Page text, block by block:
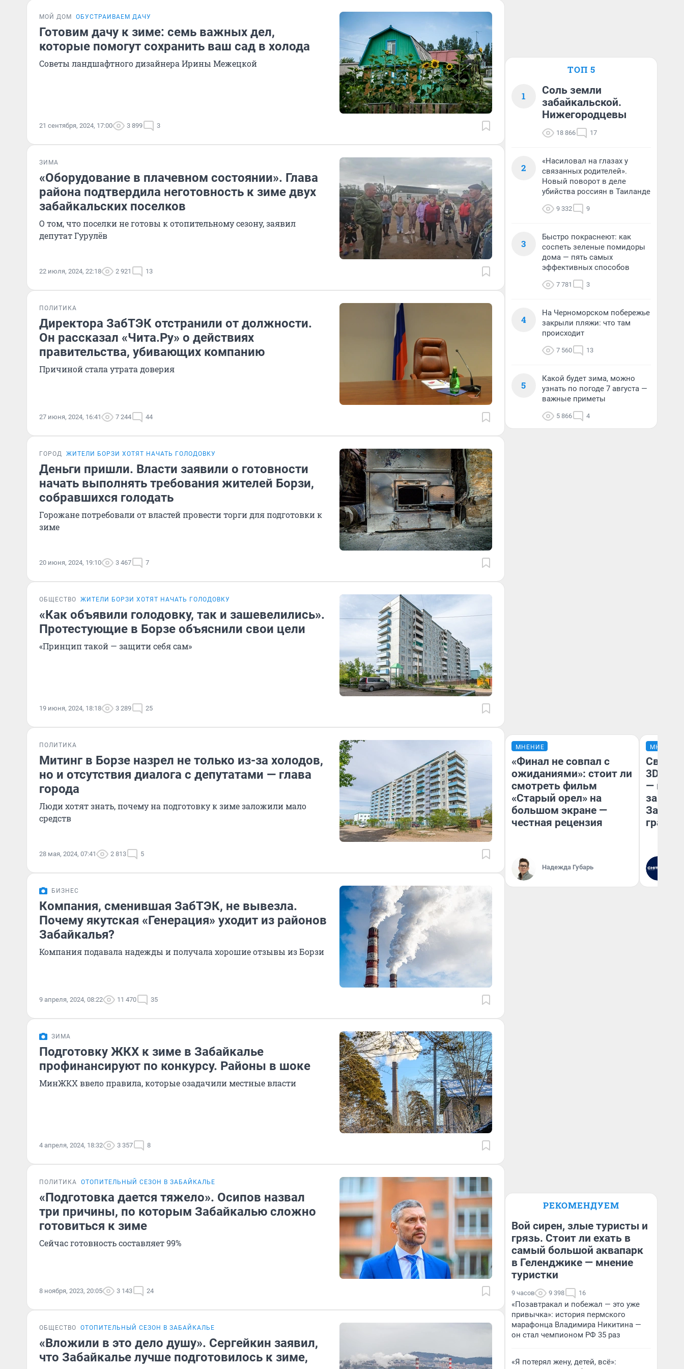
МОЙ ДОМ ОБУСТРАИВАЕМ ДАЧУ
Готовим дачу к зиме: семь важных дел,
которые помогут сохранить ваш сад в холода
Советы ландшафтного дизайнера Ирины Межецкой
21 сентября, 2024, 17:00 3 899 3
ЗИМА
«Оборудование в плачевном состоянии». Глава
района подтвердила неготовность к зиме двух
забайкальских поселков
О том, что поселки не готовы к отопительному сезону, заявил
депутат Гурулёв
22 июля, 2024, 22:18 2 921 13
ПОЛИТИКА
Директора ЗабТЭК отстранили от должности.
Он рассказал «Чита.Ру» о действиях
правительства, убивающих компанию
Причиной стала утрата доверия
27 июня, 2024, 16:41 7 244 44
ГОРОД ЖИТЕЛИ БОРЗИ ХОТЯТ НАЧАТЬ ГОЛОДОВКУ
Деньги пришли. Власти заявили о готовности
начать выполнять требования жителей Борзи,
собравшихся голодать
Горожане потребовали от властей провести торги для подготовки к
зиме
20 июня, 2024, 19:10 3 467 7
ОБЩЕСТВО ЖИТЕЛИ БОРЗИ ХОТЯТ НАЧАТЬ ГОЛОДОВКУ
«Как объявили голодовку, так и зашевелились».
Протестующие в Борзе объяснили свои цели
«Принцип такой — защити себя сам»
19 июня, 2024, 18:18 3 289 25
ПОЛИТИКА
Митинг в Борзе назрел не только из-за холодов,
но и отсутствия диалога с депутатами — глава
города
Люди хотят знать, почему на подготовку к зиме заложили мало
средств
28 мая, 2024, 07:41 2 813 5
БИЗНЕС
Компания, сменившая ЗабТЭК, не вывезла.
Почему якутская «Генерация» уходит из районов
Забайкалья?
Компания подавала надежды и получала хорошие отзывы из Борзи
9 апреля, 2024, 08:22 11 470 35
ЗИМА
Подготовку ЖКХ к зиме в Забайкалье
профинансируют по конкурсу. Районы в шоке
МинЖКХ ввело правила, которые озадачили местные власти
4 апреля, 2024, 18:32 3 357 8
ПОЛИТИКА ОТОПИТЕЛЬНЫЙ СЕЗОН В ЗАБАЙКАЛЬЕ
«Подготовка дается тяжело». Осипов назвал
три причины, по которым Забайкалью сложно
готовиться к зиме
Сейчас готовность составляет 99%
8 ноября, 2023, 20:05 3 143 24
ОБЩЕСТВО ОТОПИТЕЛЬНЫЙ СЕЗОН В ЗАБАЙКАЛЬЕ
«Вложили в это дело душу». Сергейкин заявил,
что Забайкалье лучше подготовилось к зиме,
ТОП 5
1
Соль земли
забайкальской.
Нижегородцевы
18 866 17
2
«Насиловал на глазах у
связанных родителей».
Новый поворот в деле
убийства россиян в Таиланде
9 332 9
3
Быстро покраснеют: как
соспеть зеленые помидоры
дома — пять самых
эффективных способов
7 781 3
4
На Черноморском побережье
закрыли пляжи: что там
происходит
7 560 13
5
Какой будет зима, можно
узнать по погоде 7 августа —
важные приметы
5 866 4
МНЕНИЕ
«Финал не совпал с
ожиданиями»: стоит ли
смотреть фильм
«Старый орел» на
большом экране —
честная рецензия
Надежда Губарь
МНЕНИЕ
— как
РЕКОМЕНДУЕМ
Вой сирен, злые туристы и
грязь. Стоит ли ехать в
самый большой аквапарк
в Геленджике — мнение
туристки
9 часов 9 398 16
«Позавтракал и побежал — это уже
привычка»: история пермского
марафонца Владимира Никитина —
он стал чемпионом РФ 35 раз
«Я потерял жену, детей, всё»: